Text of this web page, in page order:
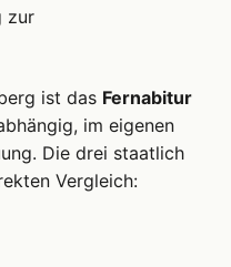
zur
ist das Fernabitur
im eigenen
Die drei staatlich
Vergleich: